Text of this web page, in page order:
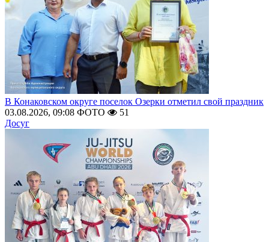
В Конаковском округе поселок Озерки отметил свой праздник
03.08.2026, 09:08 ФОТО
51
Досуг